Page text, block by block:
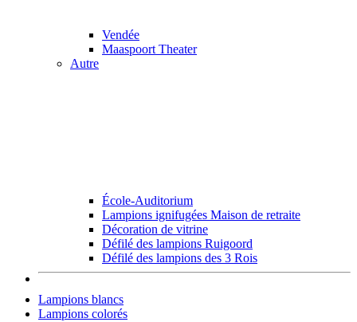
Vendée
Maaspoort Theater
Autre
École-Auditorium
Lampions ignifugées Maison de retraite
Décoration de vitrine
Défilé des lampions Ruigoord
Défilé des lampions des 3 Rois
Lampions blancs
Lampions colorés